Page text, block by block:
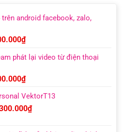
trên android facebook, zalo,
₫Giá
tại
200.000₫.
phát lại video từ điện thoại
₫Giá
tại
là:
VektorT13
₫Giá